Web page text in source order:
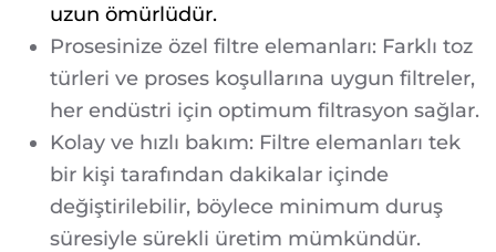
uzun ömürlüdür.
Prosesinize özel filtre elemanları: Farklı toz
türleri ve proses koşullarına uygun filtreler,
her endüstri için optimum filtrasyon sağlar.
Kolay ve hızlı bakım: Filtre elemanları tek
bir kişi tarafından dakikalar içinde
değiştirilebilir, böylece minimum duruş
süresiyle sürekli üretim mümkündür.